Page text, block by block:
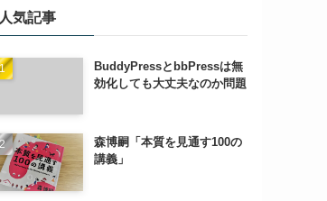
人気記事
BuddyPressとbbPressは無
効化しても大丈夫なのか問題
森博嗣「本質を見通す100の
講義」